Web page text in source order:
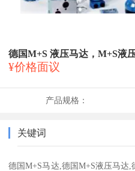
德国M+S 液压马达，M+S液
¥价格面议
产品规格：
关键词
德国M+S马达,德国M+S液压马达